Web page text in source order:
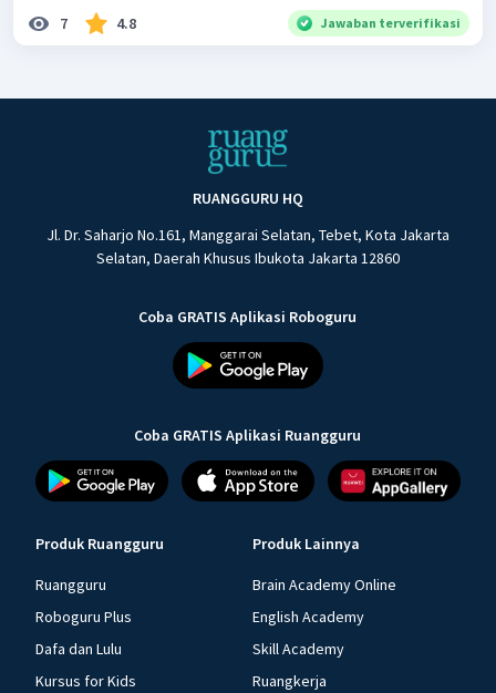
7 4.8 Jawaban terverifikasi
RUANGGURU HQ
Jl. Dr. Saharjo No.161, Manggarai Selatan, Tebet, Kota Jakarta
Selatan, Daerah Khusus Ibukota Jakarta 12860
Coba GRATIS Aplikasi Roboguru
Coba GRATIS Aplikasi Ruangguru
Produk Ruangguru
Ruangguru
Roboguru Plus
Dafa dan Lulu
Kursus for Kids
Produk Lainnya
Brain Academy Online
English Academy
Skill Academy
Ruangkerja